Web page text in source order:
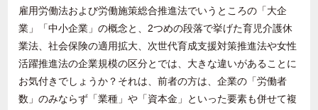
雇用労働法および労働施策総合推進法でいうところの「大企
業」「中小企業」の概念と、2つめの段落で挙げた育児介護休
業法、社会保険の適用拡大、次世代育成支援対策推進法や女性
活躍推進法の企業規模の区分とでは、大きな違いがあることに
お気付きでしょうか？それは、前者の方は、企業の「労働者
数」のみならず「業種」や「資本金」といった要素も併せて複